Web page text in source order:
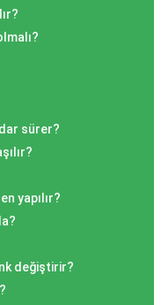
sürer?
yapılır?
değiştirir?